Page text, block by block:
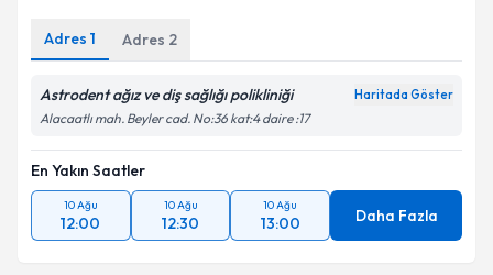
Adres 1 Adres 2
Astrodent ağız ve diş sağlığı polikliniği Haritada Göster
Alacaatlı mah. Beyler cad. No:36 kat:4 daire :17
En Yakın Saatler
10 Ağu
12:00
10 Ağu
12:30
10 Ağu
13:00 Daha Fazla